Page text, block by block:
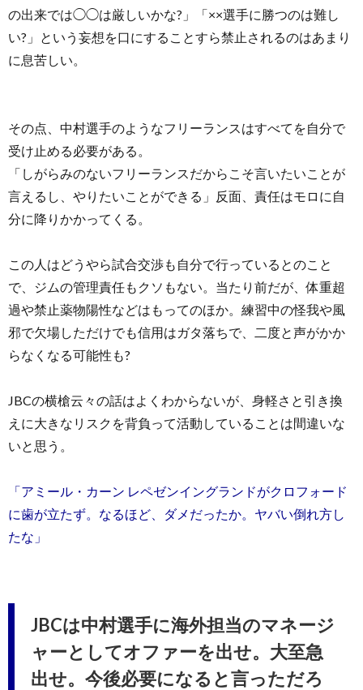
の出来では◯◯は厳しいかな?」「××選手に勝つのは難し
い?」という妄想を口にすることすら禁止されるのはあまり
に息苦しい。
その点、中村選手のようなフリーランスはすべてを自分で
受け止める必要がある。
「しがらみのないフリーランスだからこそ言いたいことが
言えるし、やりたいことができる」反面、責任はモロに自
分に降りかかってくる。
この人はどうやら試合交渉も自分で行っているとのこと
で、ジムの管理責任もクソもない。当たり前だが、体重超
過や禁止薬物陽性などはもってのほか。練習中の怪我や風
邪で欠場しただけでも信用はガタ落ちで、二度と声がかか
らなくなる可能性も?
JBCの横槍云々の話はよくわからないが、身軽さと引き換
えに大きなリスクを背負って活動していることは間違いな
いと思う。
「アミール・カーン レペゼンイングランドがクロフォード
に歯が立たず。なるほど、ダメだったか。ヤバい倒れ方し
たな」
JBCは中村選手に海外担当のマネージ
ャーとしてオファーを出せ。大至急
出せ。今後必要になると言っただろ